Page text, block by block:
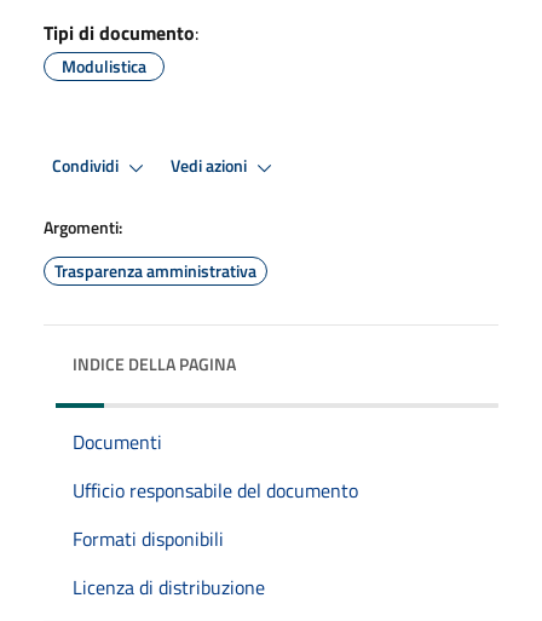
Tipi di documento:
Modulistica
Condividi Vedi azioni
Argomenti:
Trasparenza amministrativa
INDICE DELLA PAGINA
Documenti
Ufficio responsabile del documento
Formati disponibili
Licenza di distribuzione